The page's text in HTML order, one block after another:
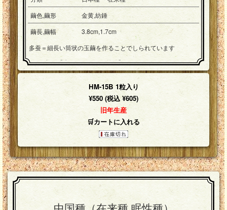
繭色,繭形
金黄,紡錘
繭長,繭幅
3.8cm,1.7cm
多蚕＝細長い筒状の玉繭を作ることでしられています
※一粒入り【大粒サイズ5cm前後】
画像はイメージです。
お届けの繭の形と異なる場合があります。
HM-15B 1粒入り
¥550 (税込 ¥605)
旧年生産
🛒カートに入れる